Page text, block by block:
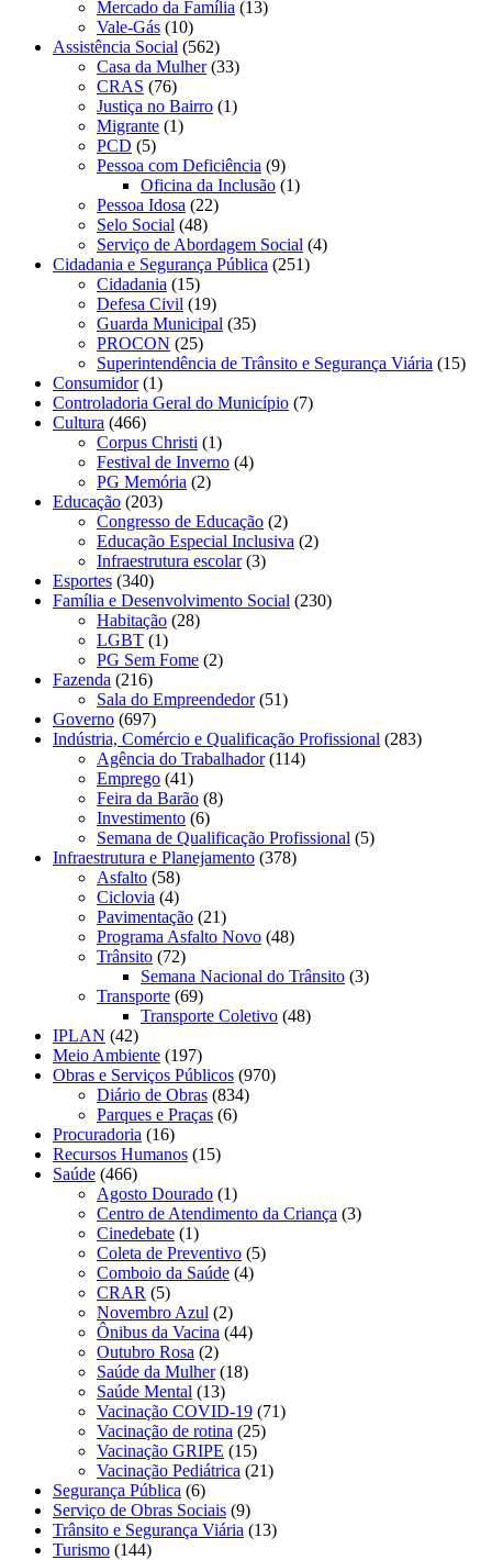
Mercado da Família (13)
Vale-Gás (10)
Assistência Social (562)
Casa da Mulher(33)
CRAS (76)
Justiça no Bairro (1)
Migrante (1)
PCD (5)
Pessoa com Deficiência (9)
Oficina da Inclusão (1)
Pessoa Idosa (22)
Selo Social (48)
Serviço de Abordagem Social (4)
Cidadania e Segurança Pública (251)
Cidadania (15)
Defesa Civil (19)
Guarda Municipal (35)
PROCON (25)
Superintendência de Trânsito e Segurança Viária (15)
Consumidor(1)
Controladoria Geral do Município (7)
Cultura (466)
Corpus Christi (1)
Festival de Inverno (4)
PG Memória (2)
Educação (203)
Congresso de Educação (2)
Educação Especial Inclusiva (2)
Infraestrutura escolar(3)
Esportes (340)
Família e Desenvolvimento Social (230)
Habitação (28)
LGBT (1)
PG Sem Fome (2)
Fazenda (216)
Sala do Empreendedor(51)
Governo (697)
Indústria, Comércio e Qualificação Profissional (283)
Agência do Trabalhador(114)
Emprego (41)
Feira da Barão (8)
Investimento (6)
Semana de Qualificação Profissional (5)
Infraestrutura e Planejamento (378)
Asfalto (58)
Ciclovia (4)
Pavimentação (21)
Programa Asfalto Novo (48)
Trânsito (72)
Semana Nacional do Trânsito (3)
Transporte (69)
Transporte Coletivo (48)
IPLAN (42)
Meio Ambiente (197)
Obras e Serviços Públicos (970)
Diário de Obras (834)
Parques e Praças (6)
Procuradoria (16)
Recursos Humanos (15)
Saúde (466)
Agosto Dourado (1)
Centro de Atendimento da Criança (3)
Cinedebate (1)
Coleta de Preventivo (5)
Comboio da Saúde (4)
CRAR (5)
Novembro Azul (2)
Ônibus da Vacina (44)
Outubro Rosa (2)
Saúde da Mulher(18)
Saúde Mental (13)
Vacinação COVID-19 (71)
Vacinação de rotina (25)
Vacinação GRIPE (15)
Vacinação Pediátrica (21)
Segurança Pública (6)
Serviço de Obras Sociais (9)
Trânsito e Segurança Viária (13)
Turismo (144)